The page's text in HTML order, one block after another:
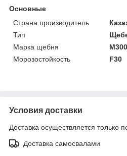
Основные
Страна производитель
Тип
Марка щебня
М300
Морозостойкость
F30
Условия доставки
Доставка осуществляется только
Доставка самосвалами